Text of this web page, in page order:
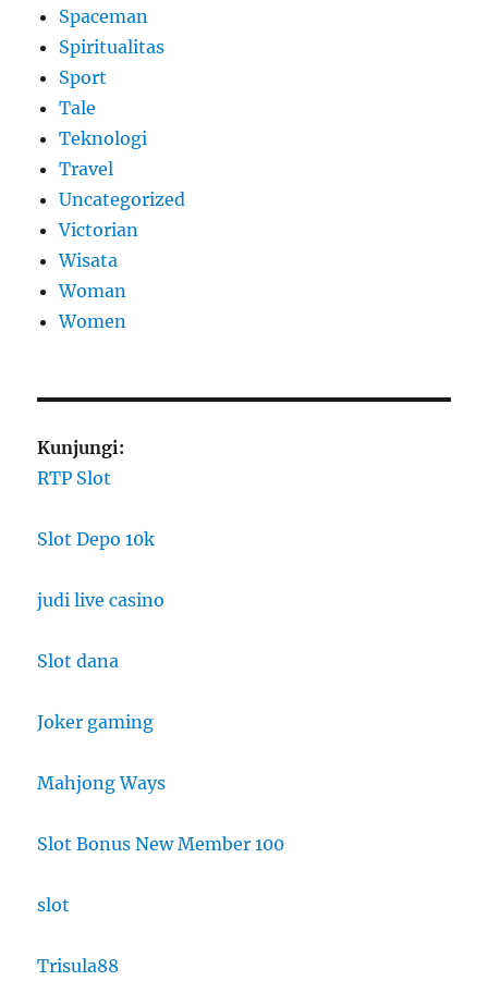
Spaceman
Spiritualitas
Sport
Tale
Teknologi
Travel
Uncategorized
Victorian
Wisata
Woman
Women
Kunjungi:
RTP Slot
Slot Depo 10k
judi live casino
Slot dana
Joker gaming
Mahjong Ways
Slot Bonus New Member 100
slot
Trisula88